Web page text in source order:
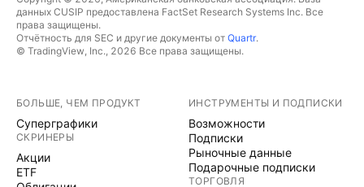
данных CUSIP предоставлена FactSet Research Systems Inc. Все
права защищены.
Отчётность для SEC и другие документы от Quartr.
© TradingView, Inc., 2026 Все права защищены.
БОЛЬШЕ, ЧЕМ ПРОДУКТ
Суперграфики
СКРИНЕРЫ
Акции
ETF
ИНСТРУМЕНТЫ И ПОДПИСКИ
Возможности
Подписки
Рыночные данные
Подарочные подписки
ТОРГОВЛЯ